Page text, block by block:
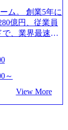
シンプレクスと
100%デジタル
【未経験
ァーム経験
にもチャレン
・現職ファー
ーションでき
サインｍｔｇで
らえる。結
サインしても
げ・繰り下げが
得でき、1時間
寮と青風寮の2
入居可能で
自宅から勤務地
手当： 本社の
当を支給しま
) 16:00 ＼応募
のビジョンや
えするオンラ
興味があり、ま
に知りたい M
考えの方はも
お気軽にご参
用意しており
しみにしてお
いたします。
ム。 創業5年に
億円、従業員
で、業界最速と
ァームでは外
る。 主力事業
を中心に、IT
業を手掛けて
開発も手掛け
っている。 (参
～
View More